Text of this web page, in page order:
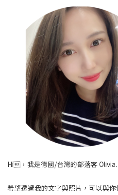
Hi，我是德國/台灣的部落客 Olivia.
希望透過我的文字與照片，可以與